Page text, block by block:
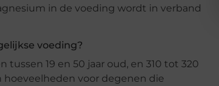
in de voeding wordt in verband
voeding?
19 en 50 jaar oud, en 310 tot 320
voor degenen die